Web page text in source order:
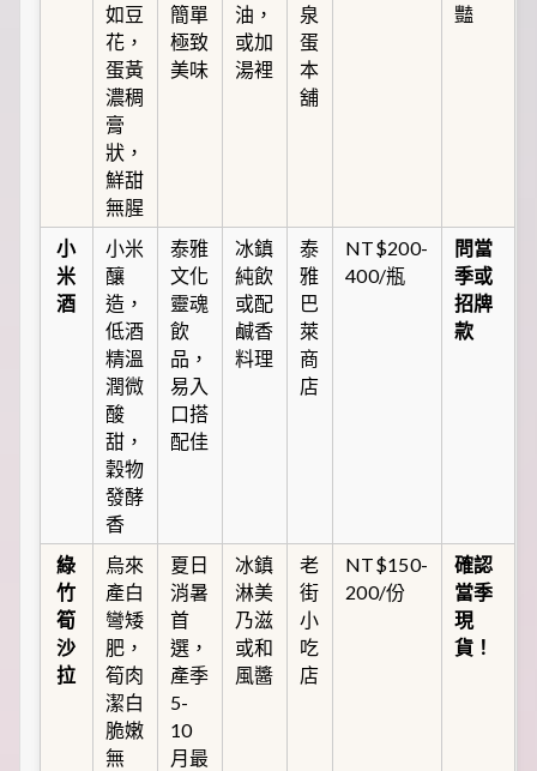
如豆
花，
蛋黃
濃稠
膏
狀，
鮮甜
無腥
簡單
極致
美味
油，
或加
湯裡
泉
蛋
本
舖
豔
小
米
酒
小米
釀
造，
低酒
精溫
潤微
酸
甜，
穀物
發酵
香
泰雅
文化
靈魂
飲
品，
易入
口搭
配佳
冰鎮
純飲
或配
鹹香
料理
泰
雅
巴
萊
商
店
NT$200-
400/瓶
問當
季或
招牌
款
綠
竹
筍
沙
拉
烏來
產白
彎矮
肥，
筍肉
潔白
脆嫩
無
夏日
消暑
首
選，
產季
5-
10
月最
冰鎮
淋美
乃滋
或和
風醬
老
街
小
吃
店
NT$150-
200/份
確認
當季
現
貨！